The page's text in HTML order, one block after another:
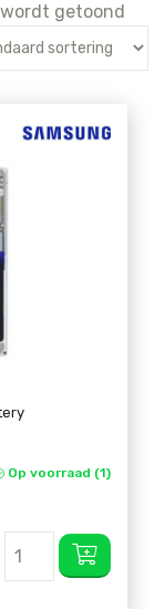
getoond
Op voorraad (1)